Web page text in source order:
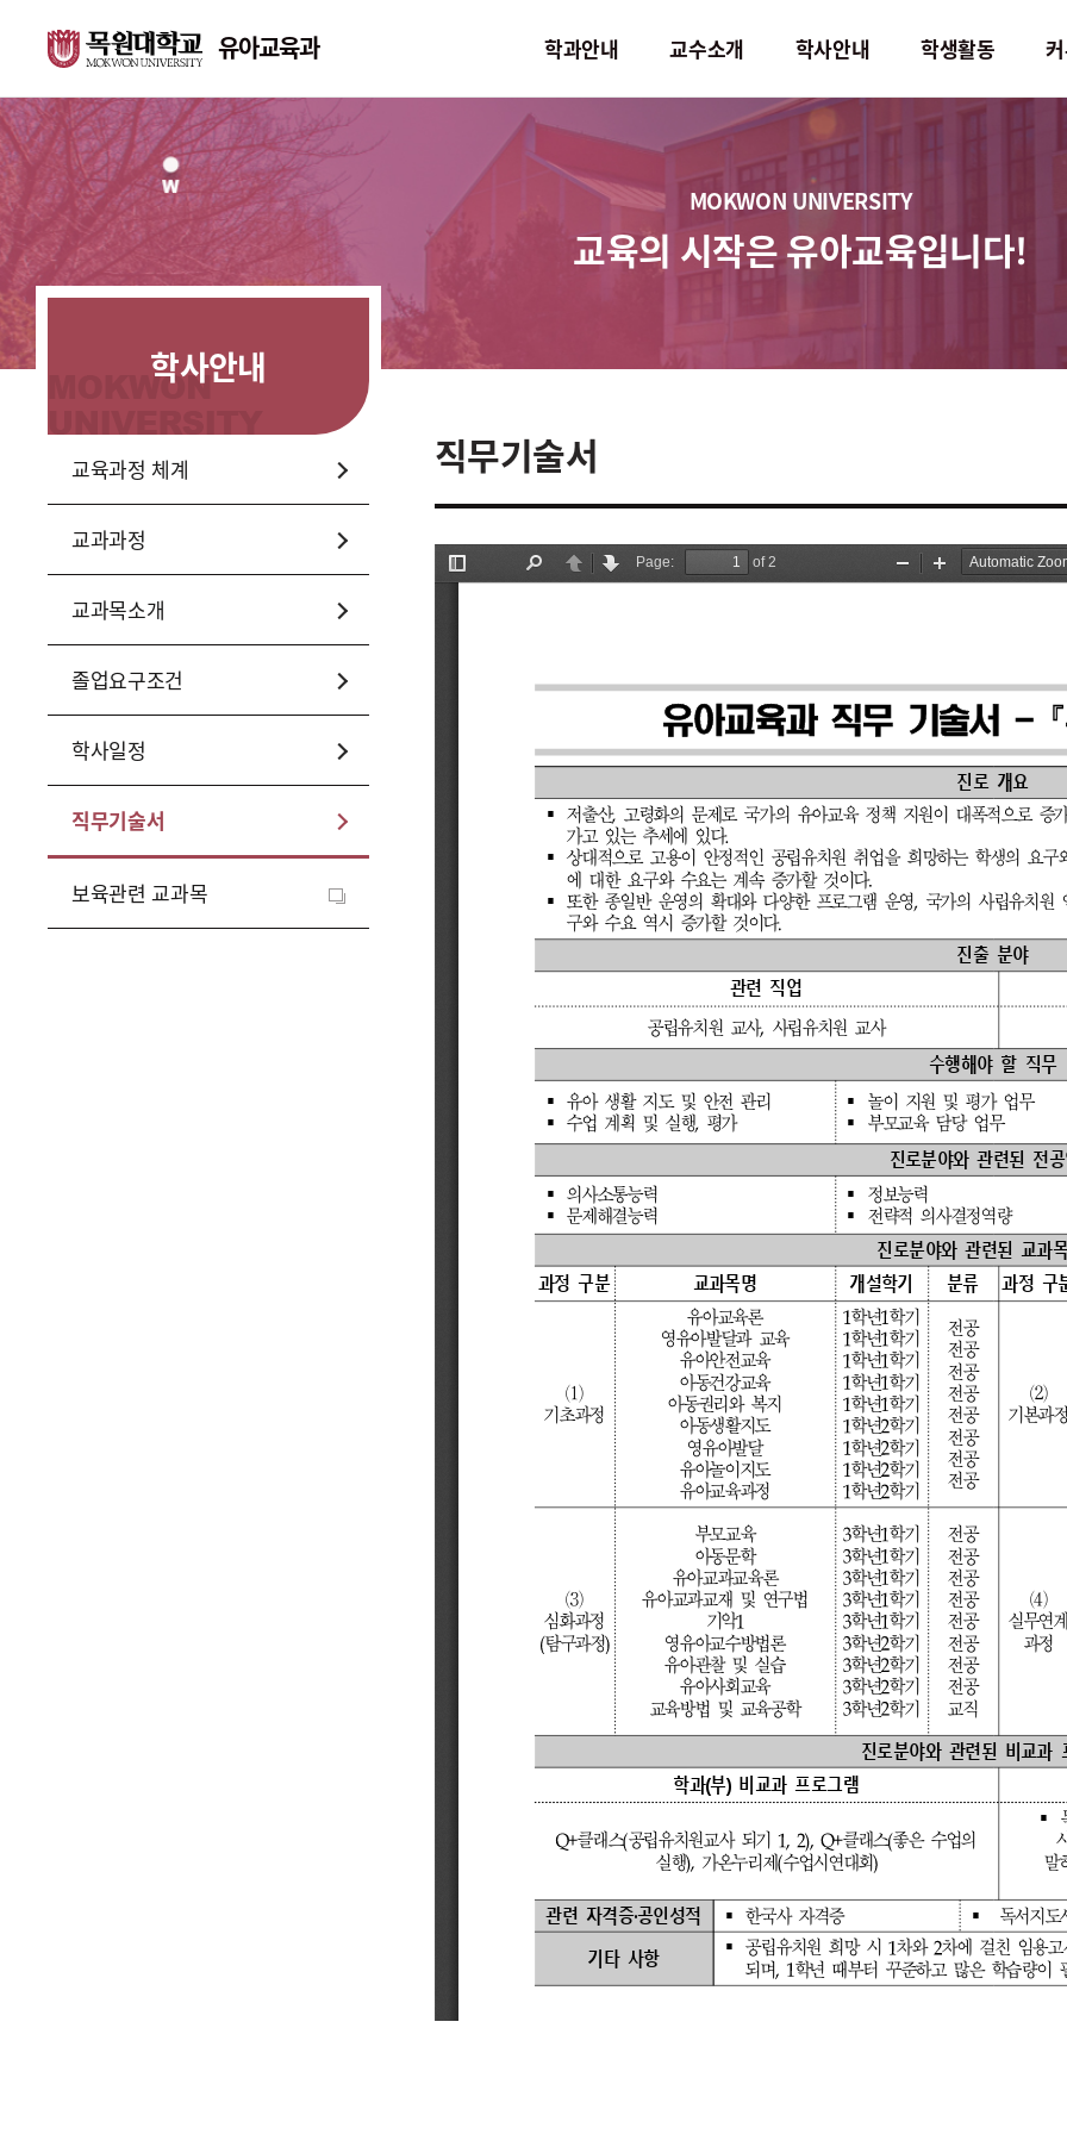
유아교육과 학과안내
학과안내
학과소개
연혁
위치 및 연락처
취업과 진로
교수소개
교수소개
학사안내
학사안내
교과과정
직무기술서
보육관련 교과목
학생활동
MOKWON UNIVERSITY
교육의 시작은 유아교육입니다!
학사안내
교육과정 체계
교과과정
교과목소개
졸업요구조건
학사일정
직무기술서
보육관련 교과목
직무기술서